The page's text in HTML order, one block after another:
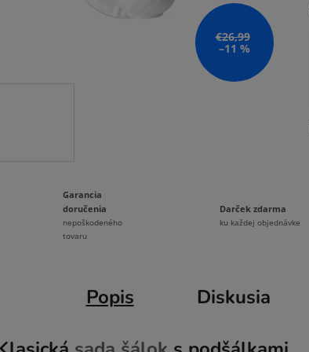
€26,99
–11 %
Garancia
doručenia
nepoškodeného
tovaru
Darček zdarma
ku každej objednávke
Popis Diskusia